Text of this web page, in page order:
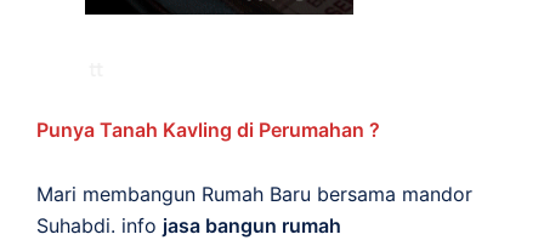
Punya Tanah Kavling di Perumahan ?
Mari membangun Rumah Baru bersama mandor
Suhabdi. info jasa bangun rumah